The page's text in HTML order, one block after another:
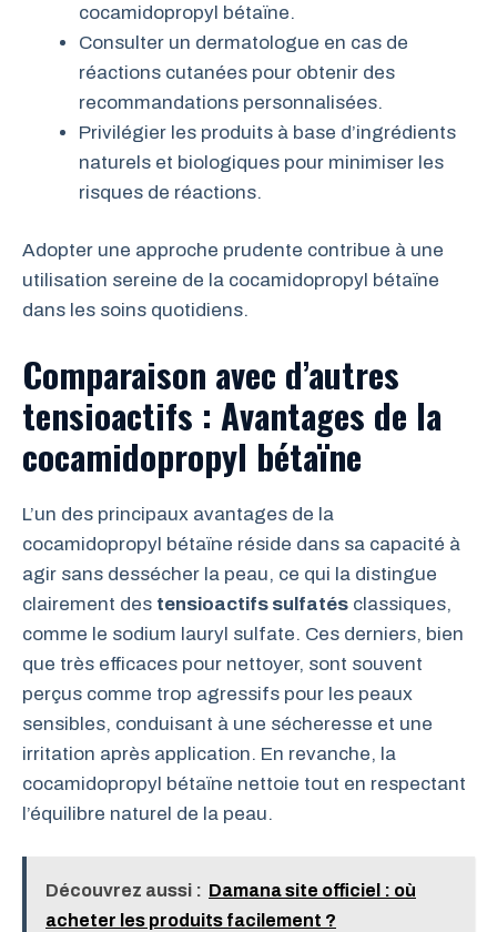
cocamidopropyl bétaïne.
Consulter un dermatologue en cas de
réactions cutanées pour obtenir des
recommandations personnalisées.
Privilégier les produits à base d’ingrédients
naturels et biologiques pour minimiser les
risques de réactions.
Adopter une approche prudente contribue à une
utilisation sereine de la cocamidopropyl bétaïne
dans les soins quotidiens.
Comparaison avec d’autres
tensioactifs : Avantages de la
cocamidopropyl bétaïne
L’un des principaux avantages de la
cocamidopropyl bétaïne réside dans sa capacité à
agir sans dessécher la peau, ce qui la distingue
clairement des tensioactifs sulfatés classiques,
comme le sodium lauryl sulfate. Ces derniers, bien
que très efficaces pour nettoyer, sont souvent
perçus comme trop agressifs pour les peaux
sensibles, conduisant à une sécheresse et une
irritation après application. En revanche, la
cocamidopropyl bétaïne nettoie tout en respectant
l’équilibre naturel de la peau.
Découvrez aussi : Damana site officiel : où
acheter les produits facilement ?